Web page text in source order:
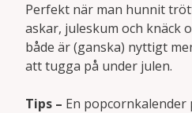
Perfekt när man hunnit
askar, juleskum och knäck
både är (ganska) nyttigt
att tugga på under julen.
Tips – En